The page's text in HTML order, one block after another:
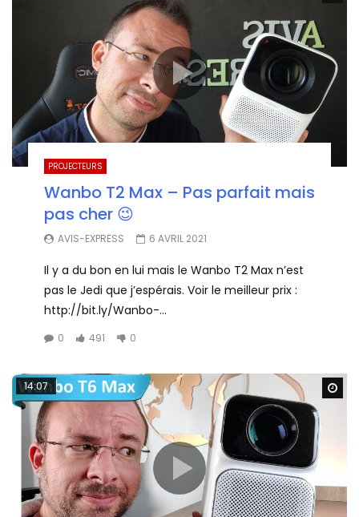
PROJECTEURS
Wanbo T2 Max – Pas parfait mais
pas cher 😉
AVIS-EXPRESS 6 AVRIL 2021
Il y a du bon en lui mais le Wanbo T2 Max n’est
pas le Jedi que j’espérais. Voir le meilleur prix :
http://bit.ly/Wanbo-...
0 491 0
14:07